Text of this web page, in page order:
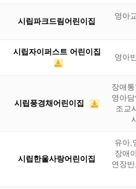
시립파크드림어린이집
영아
시립자이퍼스트 어린이집
영아
시립풍경채어린이집
장애
영아
조교
시립한울사랑어린이집
유아,
장애
연장